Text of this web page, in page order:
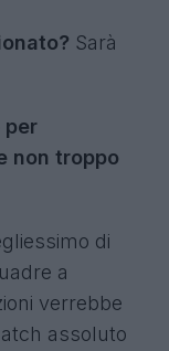
Sarà
per
non troppo
di
a
verrebbe
assoluto